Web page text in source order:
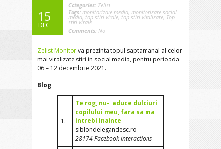
15
DEC
Categories: Zelist
Tags: monitorizare media, monitorizare social
media, top stiri virale, top stiri viralizate, ​Top
stiri virale
Comments: No
Zelist Monitorva prezinta topul saptamanal al celor
mai viralizate stiri in social media, pentru perioada
06 – 12 decembrie 2021.
Blog
1.
Te rog, nu-i aduce dulciuri
copilului meu, fara sa ma
intrebi inainte –
siblondelegandesc.ro
28174 Facebook interactions